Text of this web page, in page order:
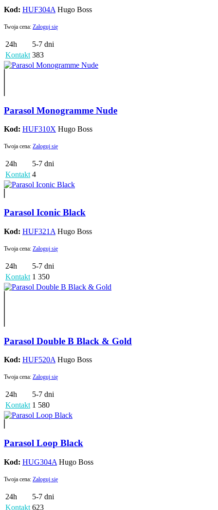
Kod: HUF304A Hugo Boss
Twoja cena: Zaloguj się
24h
5-7 dni
Kontakt 383
Parasol Monogramme Nude
Kod: HUF310X Hugo Boss
Twoja cena: Zaloguj się
24h
5-7 dni
Kontakt 4
Parasol Iconic Black
Kod: HUF321A Hugo Boss
Twoja cena: Zaloguj się
24h
5-7 dni
Kontakt 1 350
Parasol Double B Black & Gold
Kod: HUF520A Hugo Boss
Twoja cena: Zaloguj się
24h
5-7 dni
Kontakt 1 580
Parasol Loop Black
Kod: HUG304A Hugo Boss
Twoja cena: Zaloguj się
24h
5-7 dni
Kontakt 623